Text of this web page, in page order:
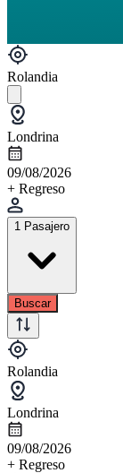
Rolandia
Londrina
09/08/2026
+ Regreso
1 Pasajero
Buscar
Rolandia
Londrina
09/08/2026
+ Regreso